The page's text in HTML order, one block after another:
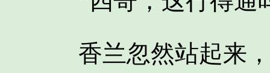
香兰忽然站起来，